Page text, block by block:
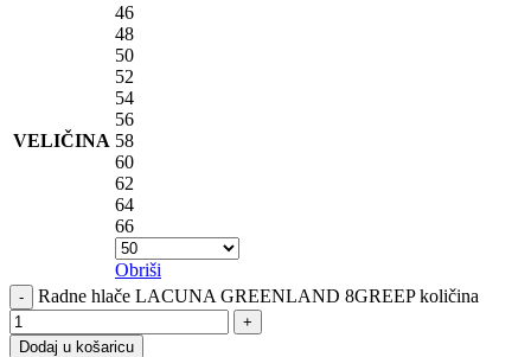
VELIČINA
46
48
50
52
54
56
58
60
62
64
66
Obriši
Radne hlače LACUNA GREENLAND 8GREEP količina
Dodaj u košaricu